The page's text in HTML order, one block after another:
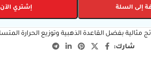
إلى السلة إشتري الآن
شارك: